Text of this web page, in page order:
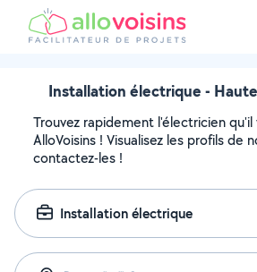
Installation électrique -
Trouvez rapidement l'électricien
AlloVoisins ! Visualisez les profils de
contactez-les !
Installation électrique